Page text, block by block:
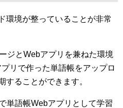
環境が整っていることが非常
ジとWebアプリを兼ねた環境
リで作った単語帳をアップロ
することができます。
単語帳Webアプリとして学習